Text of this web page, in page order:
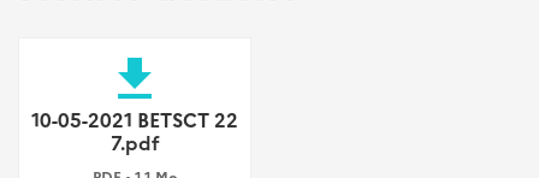
file_download
10-05-2021 BETSCT 22
7.pdf